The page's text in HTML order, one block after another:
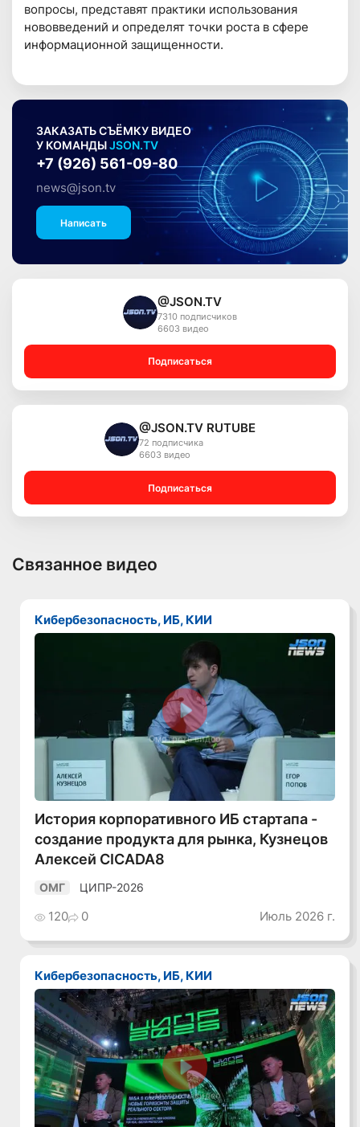
вопросы, представят практики использования
нововведений и определят точки роста в сфере
информационной защищенности.
ЗАКАЗАТЬ СЪЁМКУ ВИДЕО
У КОМАНДЫJSON.TV
+7 (926) 561-09-80
news@json.tv
Написать
@JSON.TV
7310 подписчиков
6603 видео
Подписаться
@JSON.TV RUTUBE
72 подписчика
6603 видео
Подписаться
Связанное видео
Кибербезопасность, ИБ, КИИ
Смотреть видео
История корпоративного ИБ стартапа -
создание продукта для рынка, Кузнецов
Алексей CICADA8
ОМГ ЦИПР-2026
120 0 Июль 2026 г.
Кибербезопасность, ИБ, КИИ
Смотреть видео